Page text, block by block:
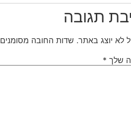
תגובה
לא יוצג באתר. שדות החובה מסומנים
שלך *